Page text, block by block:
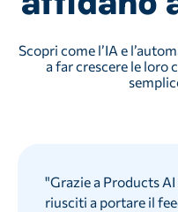
Scopri come l’IA e
a far crescere le loro
"Grazie a Products
riusciti a portare il